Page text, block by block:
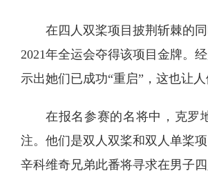
在四人双桨项目披荆斩棘的
2021年全运会夺得该项目金牌。
示出她们已成功“重启”，这也让
在报名参赛的名将中，克罗
注。他们是双人双桨和双人单桨
辛科维奇兄弟此番将寻求在男子